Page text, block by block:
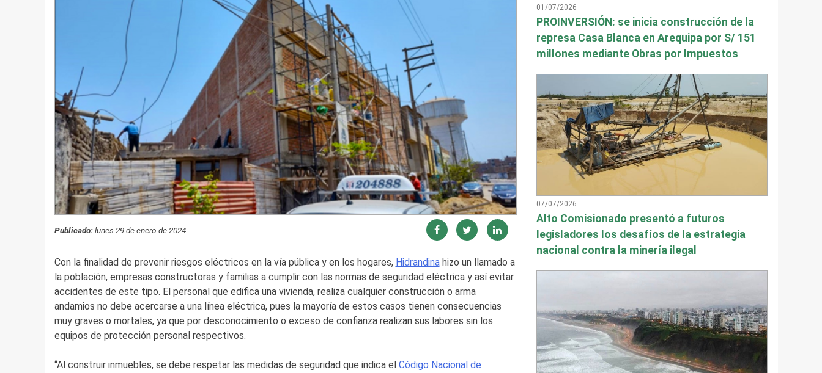
Publicado:lunes 29 de enero de 2024
Con la finalidad de prevenir riesgos eléctricos en la vía pública y en los hogares, Hidrandinahizo un llamado a
la población, empresas constructoras y familias a cumplir con las normas de seguridad eléctrica y así evitar
accidentes de este tipo. El personal que edifica una vivienda, realiza cualquier construcción o arma
andamios no debe acercarse a una línea eléctrica, pues la mayoría de estos casos tienen consecuencias
muy graves o mortales, ya que por desconocimiento o exceso de confianza realizan sus labores sin los
equipos de protección personal respectivos.
“Al construir inmuebles, se debe respetar las medidas de seguridad que indica el Código Nacional de
01/07/2026
PROINVERSIÓN: se inicia construcción de la
represa Casa Blanca en Arequipa por S/ 151
millones mediante Obras por Impuestos
07/07/2026
Alto Comisionado presentó a futuros
legisladores los desafíos de la estrategia
nacional contra la minería ilegal